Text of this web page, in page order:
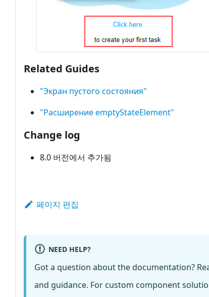
Related Guides
"Экран пустого состояния"
"Расширение emptyStateElement"
Change log
8.0 버전에서 추가됨
페이지 편집
NEED HELP?
Got a question about the documentation?
and guidance. For custom component